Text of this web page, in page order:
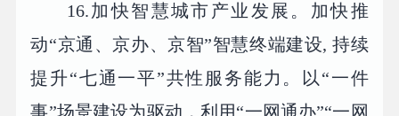
16.加快智慧城市产业发展。加快推
动“京通、京办、京智”智慧终端建设, 持续
提升“七通一平”共性服务能力。以“一件
事”场景建设为驱动，利用“一网通办”“一网